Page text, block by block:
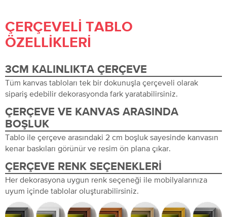
ÇERÇEVELI TABLO
ÖZELLIKLERI
3CM KALINLIKTA ÇERÇEVE
Tüm kanvas tabloları tek bir dokunuşla çerçeveli olarak
sipariş edebilir dekorasyonda fark yaratabilirsiniz.
ÇERÇEVE VE KANVAS ARASINDA
BOŞLUK
Tablo ile çerçeve arasındaki 2 cm boşluk sayesinde kanvasın
kenar baskıları görünür ve resim ön plana çıkar.
ÇERÇEVE RENK SEÇENEKLERI
Her dekorasyona uygun renk seçeneği ile mobilyalarınıza
uyum içinde tablolar oluşturabilirsiniz.